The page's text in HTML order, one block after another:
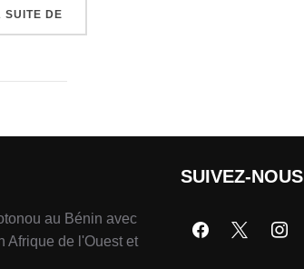
SUITE DE
au Bénin avec
Afrique de l'Ouest et
SUIVEZ-NOUS